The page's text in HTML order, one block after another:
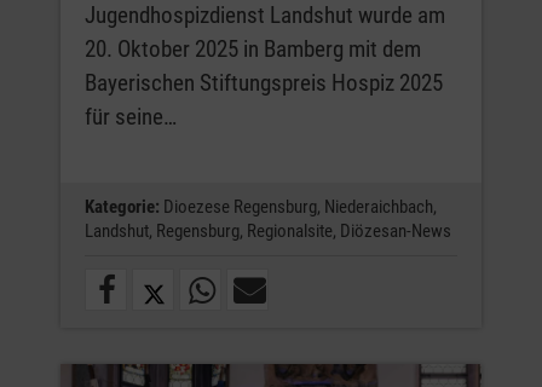
Jugendhospizdienst Landshut wurde am
20. Oktober 2025 in Bamberg mit dem
Bayerischen Stiftungspreis Hospiz 2025
für seine…
Kategorie: Dioezese Regensburg, Niederaichbach,
Landshut, Regensburg, Regionalsite, Diözesan-News